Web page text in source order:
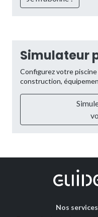
Simulateur
Configurez votre
construction,
Nos